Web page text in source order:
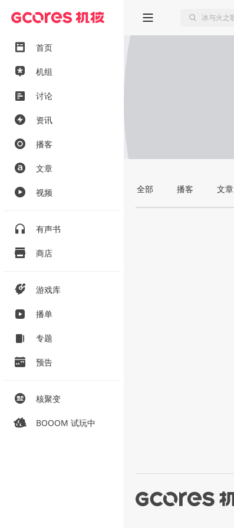
首页
机组
讨论
资讯
播客
文章
视频
有声书
商店
游戏库
播单
专题
预告
核聚变
BOOOM 试玩中
全部 播客 文章